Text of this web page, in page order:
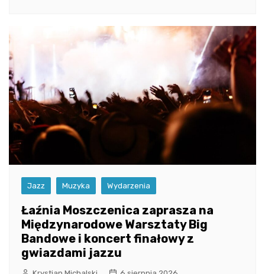
Jazz Muzyka Wydarzenia
Łaźnia Moszczenica zaprasza na
Międzynarodowe Warsztaty Big
Bandowe i koncert finałowy z
gwiazdami jazzu